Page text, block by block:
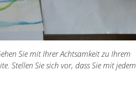
Sie mit Ihrer Achtsamkeit zu Ihrem
Stellen Sie sich vor, dass Sie mit jedem